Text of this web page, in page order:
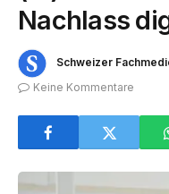
Nachlass
Schweizer
Keine Kommentare